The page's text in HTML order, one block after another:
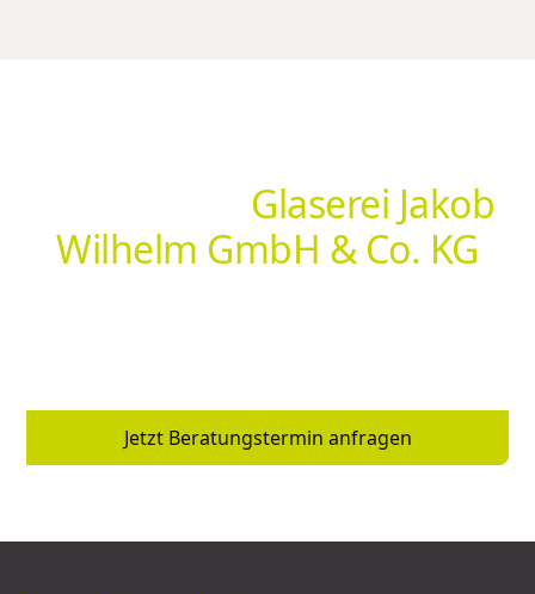
Glaserei Jakob
Wilhelm GmbH & Co. KG
Jetzt Beratungstermin anfragen